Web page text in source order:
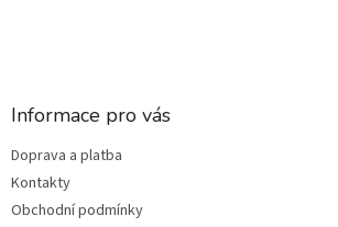
Informace pro vás
Doprava a platba
Kontakty
Obchodní podmínky